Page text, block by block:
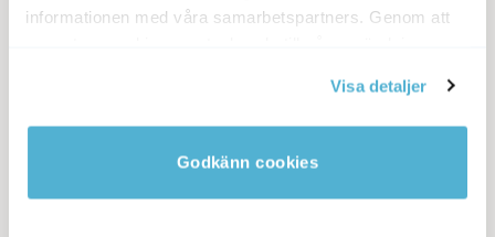
informationen med våra samarbetspartners. Genom att
Visa detaljer
Godkänn cookies
tillsammans med schalottenlök och vitlök.
Hacka morötter, smålök och rotselleri i bitar.
Koka upp soppan, lägg i morötter, smålök